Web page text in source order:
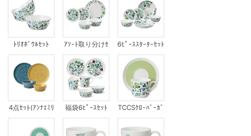
ﾄﾘｵﾎﾞｳﾙｾｯﾄ
ｱｿｰﾄ取り分けｾ
6ﾋﾟｰｽｽﾀｰﾀｰｾｯﾄ
4点ｾｯﾄ(ｱﾝﾅｴﾐﾘ
福袋6ﾋﾟｰｽｾｯﾄ
TCCSｸﾛｰﾊﾞｰｶﾞ